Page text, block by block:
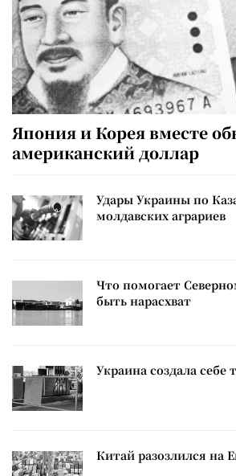
Япония и Корея вместе
американский доллар
Удары Украины по
молдавских аграриев
Что помогает
быть нарасхват
Украина создала
Китай разозлился на